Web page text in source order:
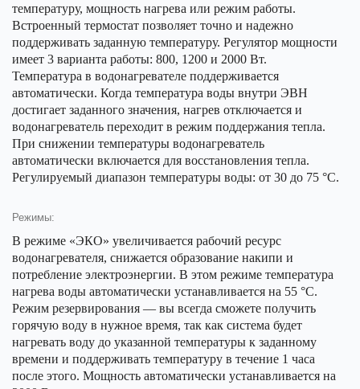
температуру, мощность нагрева или режим работы.
Встроенный термостат позволяет точно и надежно
поддерживать заданную температуру. Регулятор мощности
имеет 3 варианта работы: 800, 1200 и 2000 Вт.
Температура в водонагревателе поддерживается
автоматически. Когда температура воды внутри ЭВН
достигает заданного значения, нагрев отключается и
водонагреватель переходит в режим поддержания тепла.
При снижении температуры водонагреватель
автоматически включается для восстановления тепла.
Регулируемый диапазон температуры воды: от 30 до 75 °C.
Режимы:
В режиме «ЭКО» увеличивается рабочий ресурс
водонагревателя, снижается образование накипи и
потребление электроэнергии. В этом режиме температура
нагрева воды автоматически устанавливается на 55 °C.
Режим резервирования — вы всегда сможете получить
горячую воду в нужное время, так как система будет
нагревать воду до указанной температуры к заданному
времени и поддерживать температуру в течение 1 часа
после этого. Мощность автоматически устанавливается на